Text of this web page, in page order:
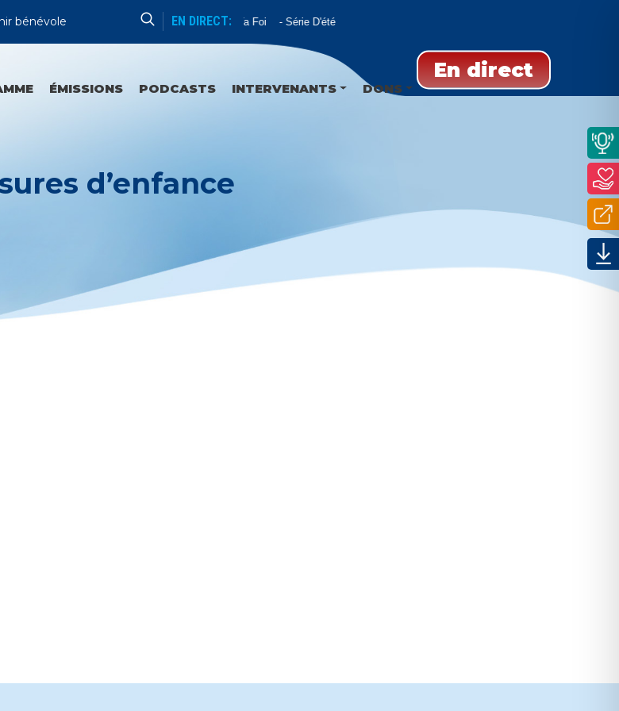
bénévole EN DIRECT:
Approfondis Ta Foi Série D'été
En direct
ÉMISSIONS PODCASTS INTERVENANTS DONS
d’enfance